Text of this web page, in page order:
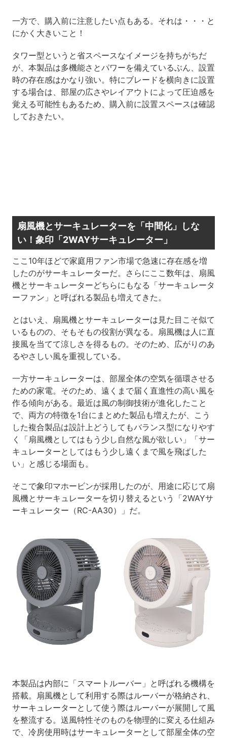
一方で、購入前に注意したい点もある。それは・・・と
にかく大きいこと！
タワー型というと省スペースなイメージを持ちがちだ
が、本製品は多機能さとパワーを備えているぶん、設置
時の存在感はかなり強い。特にブレードを横向きに設置
する場合は、部屋の広さやレイアウトによって圧迫感を
覚える可能性もあるため、購入前に設置スペースは確認
しておきたい。
扇風機とサーキュレーターを「中間化」しな
い！象印「2WAYサーキュレーター」
ここ10年ほどで家庭用ファン市場で急速に存在感を増
したのがサーキュレーターだ。さらにここ数年は、扇風
機とサーキュレーターどちらにもなる「サーキュレータ
ーファン」と呼ばれる製品も増えてきた。
とはいえ、扇風機とサーキュレーターは見た目こそ似て
いるものの、そもそもの役割が異なる。扇風機は人に直
接風を当てて涼しさを得るもの。そのため、広がりのあ
るやさしい風を重視している。
一方サーキュレーターは、部屋全体の空気を循環させる
ための家電。そのため、遠くまで届く直進性の高い風を
作る傾向がある。最近は風の制御技術が進化したこと
で、両方の特徴を1台にまとめた製品も増えたが、こう
した複合製品は設計上どうしてもバランス型になりやす
く「扇風機としてはもう少し自然な風が欲しい」「サー
キュレーターとしてはもう少し遠くまで風を飛ばした
い」と感じる場面も。
そこで象印マホービンが採用したのが、用途に応じて扇
風機とサーキュレーターを切り替えるという「2WAYサ
ーキュレーター（RC-AA30）」だ。
本製品は内部に「スマートルーバー」と呼ばれる機構を
搭載。扇風機として利用する際はルーバーが格納され、
サーキュレーターとして使う際はルーバーが展開して風
を整流する。送風特性そのものを物理的に変える仕組み
で、冷房使用時はサーキュレーターとして部屋全体の空